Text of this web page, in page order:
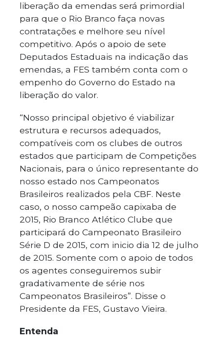
liberação da emendas será primordial
para que o Rio Branco faça novas
contratações e melhore seu nível
competitivo. Após o apoio de sete
Deputados Estaduais na indicação das
emendas, a FES também conta com o
empenho do Governo do Estado na
liberação do valor.
“Nosso principal objetivo é viabilizar
estrutura e recursos adequados,
compatíveis com os clubes de outros
estados que participam de Competições
Nacionais, para o único representante do
nosso estado nos Campeonatos
Brasileiros realizados pela CBF. Neste
caso, o nosso campeão capixaba de
2015, Rio Branco Atlético Clube que
participará do Campeonato Brasileiro
Série D de 2015, com inicio dia 12 de julho
de 2015. Somente com o apoio de todos
os agentes conseguiremos subir
gradativamente de série nos
Campeonatos Brasileiros”. Disse o
Presidente da FES, Gustavo Vieira.
Entenda